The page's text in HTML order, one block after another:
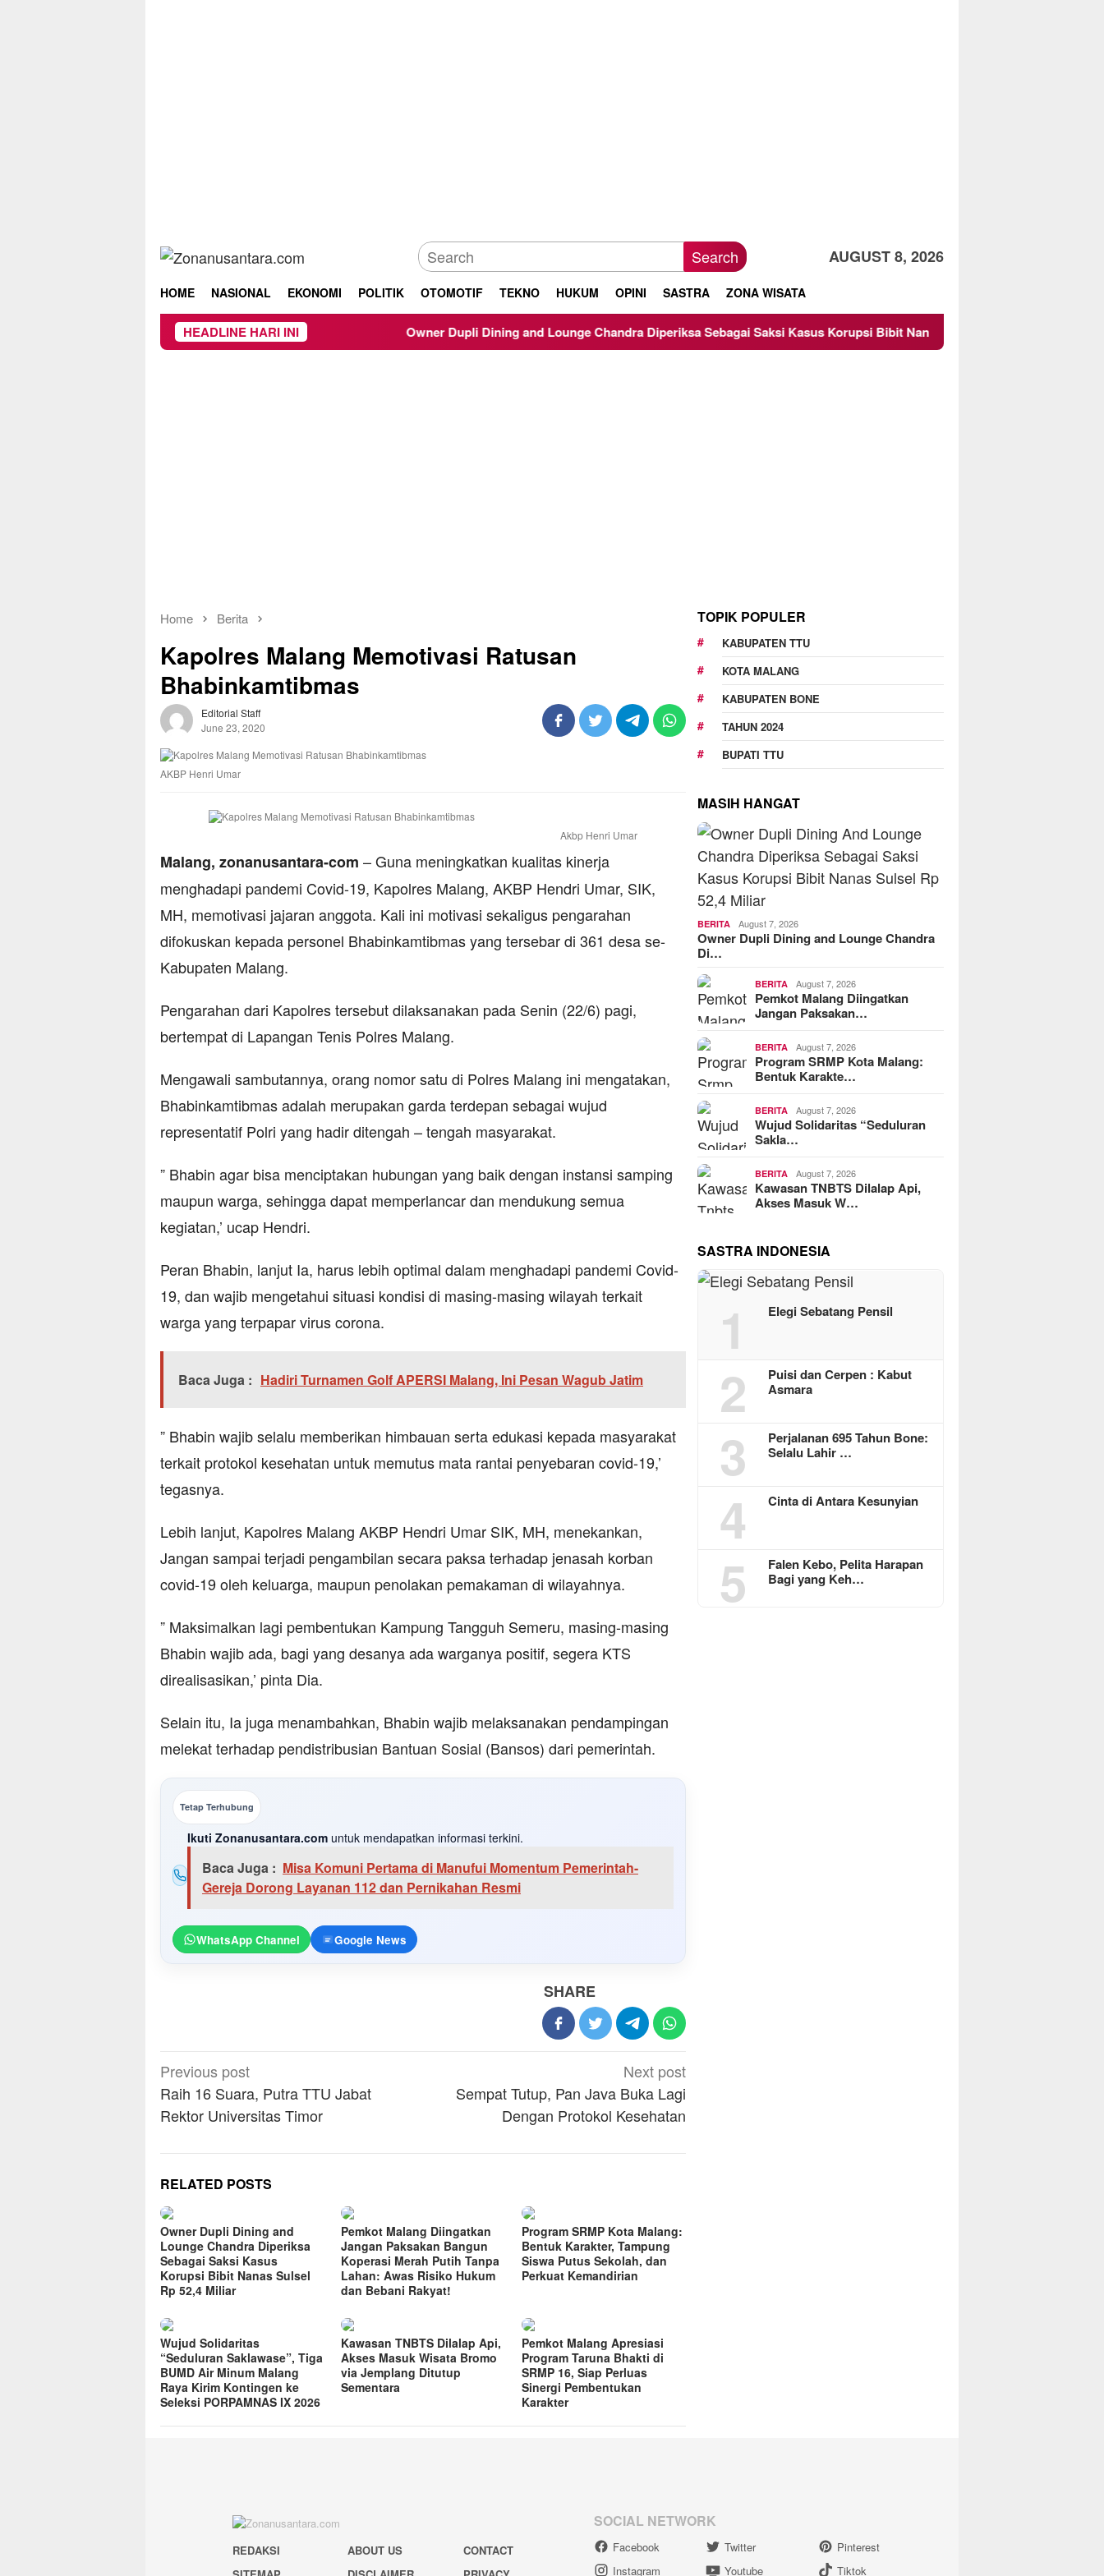
Search AUGUST 8, 2026
HOME NASIONAL EKONOMI POLITIK OTOMOTIF TEKNO HUKUM OPINI SASTRA ZONA WISATA
HEADLINE HARI INI Owner Dupli Dining and Lounge Chandra Diperiksa Sebagai Saksi Kasus Korupsi Bibit Nanas Sulsel Rp 52,4 Miliar
Home Berita
Kapolres Malang Memotivasi Ratusan
Bhabinkamtibmas
Editorial Staff
June 23, 2020
AKBP Henri Umar
Akbp Henri Umar
Malang, zonanusantara-com – Guna meningkatkan kualitas kinerja
menghadapi pandemi Covid-19, Kapolres Malang, AKBP Hendri Umar, SIK,
MH, memotivasi jajaran anggota. Kali ini motivasi sekaligus pengarahan
difokuskan kepada personel Bhabinkamtibmas yang tersebar di 361 desa se-
Kabupaten Malang.
Pengarahan dari Kapolres tersebut dilaksanakan pada Senin (22/6) pagi,
bertempat di Lapangan Tenis Polres Malang.
Mengawali sambutannya, orang nomor satu di Polres Malang ini mengatakan,
Bhabinkamtibmas adalah merupakan garda terdepan sebagai wujud
representatif Polri yang hadir ditengah – tengah masyarakat.
” Bhabin agar bisa menciptakan hubungan yang baik dengan instansi samping
maupun warga, sehingga dapat memperlancar dan mendukung semua
kegiatan,’ ucap Hendri.
Peran Bhabin, lanjut Ia, harus lebih optimal dalam menghadapi pandemi Covid-
19, dan wajib mengetahui situasi kondisi di masing-masing wilayah terkait
warga yang terpapar virus corona.
Baca Juga : Hadiri Turnamen Golf APERSI Malang, Ini Pesan Wagub Jatim
” Bhabin wajib selalu memberikan himbauan serta edukasi kepada masyarakat
terkait protokol kesehatan untuk memutus mata rantai penyebaran covid-19,’
tegasnya.
Lebih lanjut, Kapolres Malang AKBP Hendri Umar SIK, MH, menekankan,
Jangan sampai terjadi pengambilan secara paksa terhadap jenasah korban
covid-19 oleh keluarga, maupun penolakan pemakaman di wilayahnya.
” Maksimalkan lagi pembentukan Kampung Tangguh Semeru, masing-masing
Bhabin wajib ada, bagi yang desanya ada warganya positif, segera KTS
direalisasikan,’ pinta Dia.
Selain itu, Ia juga menambahkan, Bhabin wajib melaksanakan pendampingan
melekat terhadap pendistribusian Bantuan Sosial (Bansos) dari pemerintah.
Tetap Terhubung
Ikuti Zonanusantara.com untuk mendapatkan informasi terkini.
Baca Juga : Misa Komuni Pertama di Manufui Momentum Pemerintah-
Gereja Dorong Layanan 112 dan Pernikahan Resmi
WhatsApp Channel Google News
SHARE
Post
navigation
Previous post
Raih 16 Suara, Putra TTU Jabat
Rektor Universitas Timor
Next post
Sempat Tutup, Pan Java Buka Lagi
Dengan Protokol Kesehatan
RELATED POSTS
Owner Dupli Dining and
Lounge Chandra Diperiksa
Sebagai Saksi Kasus
Korupsi Bibit Nanas Sulsel
Rp 52,4 Miliar
Pemkot Malang Diingatkan
Jangan Paksakan Bangun
Koperasi Merah Putih Tanpa
Lahan: Awas Risiko Hukum
dan Bebani Rakyat!
Program SRMP Kota Malang:
Bentuk Karakter, Tampung
Siswa Putus Sekolah, dan
Perkuat Kemandirian
Wujud Solidaritas
“Seduluran Saklawase”, Tiga
BUMD Air Minum Malang
Raya Kirim Kontingen ke
Seleksi PORPAMNAS IX 2026
Kawasan TNBTS Dilalap Api,
Akses Masuk Wisata Bromo
via Jemplang Ditutup
Sementara
Pemkot Malang Apresiasi
Program Taruna Bhakti di
SRMP 16, Siap Perluas
Sinergi Pembentukan
Karakter
TOPIK POPULER
KABUPATEN TTU
KOTA MALANG
KABUPATEN BONE
TAHUN 2024
BUPATI TTU
MASIH HANGAT
BERITA August 7, 2026
Owner Dupli Dining and Lounge Chandra
Di…
BERITA August 7, 2026
Pemkot Malang Diingatkan
Jangan Paksakan…
BERITA August 7, 2026
Program SRMP Kota Malang:
Bentuk Karakte…
BERITA August 7, 2026
Wujud Solidaritas “Seduluran
Sakla…
BERITA August 7, 2026
Kawasan TNBTS Dilalap Api,
Akses Masuk W…
SASTRA INDONESIA
1 Elegi Sebatang Pensil
2
Puisi dan Cerpen : Kabut
Asmara
3
Perjalanan 695 Tahun Bone:
Selalu Lahir …
4 Cinta di Antara Kesunyian
5
Falen Kebo, Pelita Harapan
Bagi yang Keh…
REDAKSI ABOUT US
CONTACT
SOCIAL NETWORK
Facebook Twitter
Pinterest
Instagram
Youtube Tiktok